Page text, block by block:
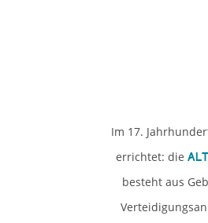
Im 17.
errichtet: die
besteht aus